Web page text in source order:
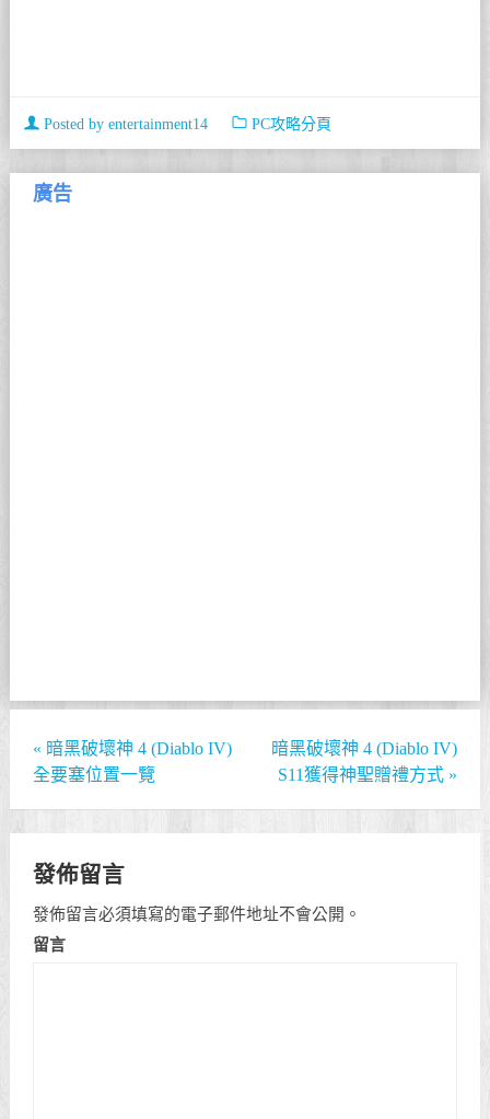
Posted by entertainment14 PC攻略分頁
廣告
« 暗黑破壞神 4 (Diablo IV)
全要塞位置一覽
暗黑破壞神 4 (Diablo IV)
S11獲得神聖贈禮方式 »
發佈留言
發佈留言必須填寫的電子郵件地址不會公開。
留言